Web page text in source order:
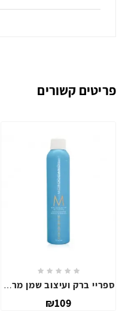
פריטים קשורים
ספריי ברק ועיצוב שמן מרוקאי
₪109